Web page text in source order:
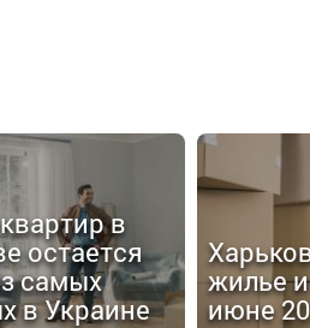
в
остается
самых
в Украине
жилье
июне